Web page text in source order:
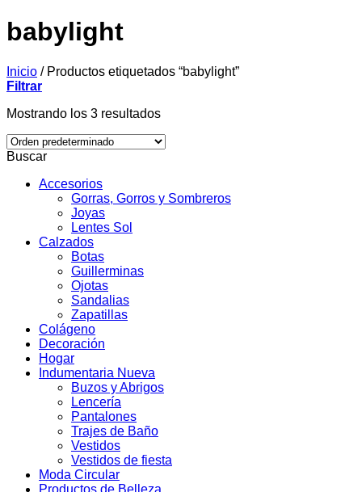
babylight
Inicio /Productos etiquetados “babylight”
Filtrar
Mostrando los 3 resultados
Buscar
Accesorios
Gorras, Gorros y Sombreros
Joyas
Lentes Sol
Calzados
Botas
Guillerminas
Ojotas
Sandalias
Zapatillas
Colágeno
Decoración
Hogar
Indumentaria Nueva
Buzos y Abrigos
Lencería
Pantalones
Trajes de Baño
Vestidos
Vestidos de fiesta
Moda Circular
Productos de Belleza